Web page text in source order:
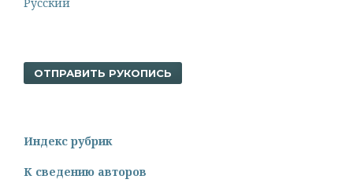
ОТПРАВИТЬ РУКОПИСЬ
Индекс рубрик
К сведению авторов